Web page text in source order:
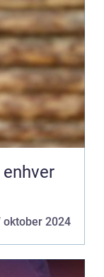
oktober 2024